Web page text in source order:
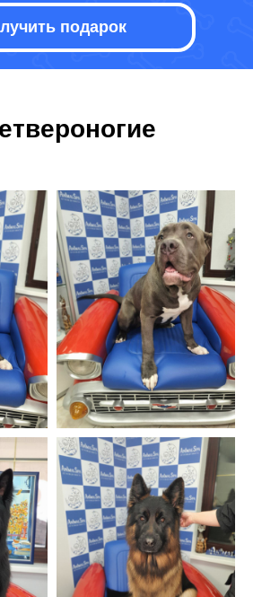
подарок